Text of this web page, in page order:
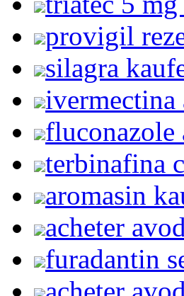
provigil
silagra
ivermectina
fluconazole
terbinafina
aromasin
acheter
furadantin